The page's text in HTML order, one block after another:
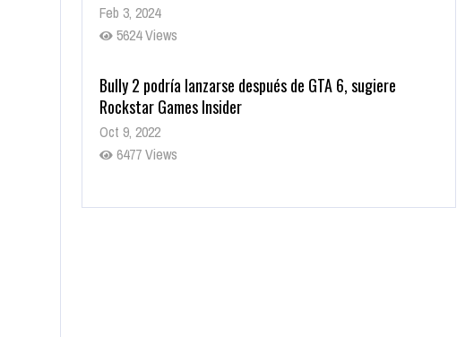
Feb 3, 2024
5624 Views
Bully 2 podría lanzarse después de GTA 6, sugiere
Rockstar Games Insider
Oct 9, 2022
6477 Views
Rumor: Se filtran los primeros detalles de Resident Evil